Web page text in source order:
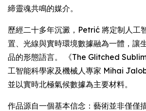
締靈魂共鳴的媒介。
歷經二十多年沉澱，Petrić 將定制人工
置、光線與實時環境數據融為一體，讓
品的形態語言。 《The Glitched
工智能科學家及機械人專家 Mihai
並以實時北極氣候數據為主要材料。
作品源自一個基本信念：藝術並非僅僅